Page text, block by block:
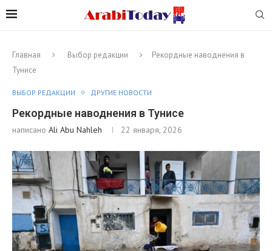
Главная Выбор редакции
Рекордные наводнения в
Тунисе
ВЫБОР РЕДАКЦИИ ДРУГИЕ НОВОСТИ
Рекордные наводнения в Тунисе
написано Ali Abu Nahleh 22 января, 2026